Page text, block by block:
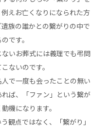
えお亡くなりになられた方
族の誰かとの繋がりの中で
です。
いお葬式には義理でも弔問
ないのです。
で一度も会ったことの無い
ば、「ファン」という繋が
機になります。
観点ではなく、「繋がり」